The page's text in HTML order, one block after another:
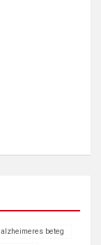
alzheimeres beteg